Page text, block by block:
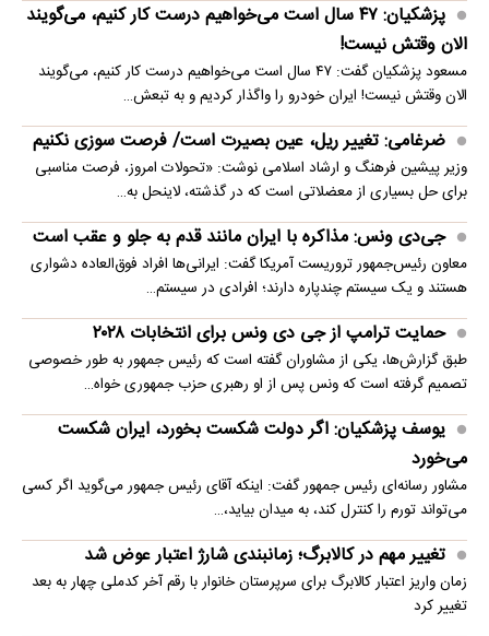
پزشکیان: ۴۷ سال است می‌خواهیم درست کار کنیم، می‌گویند
الان وقتش نیست!
مسعود پزشکیان گفت: ۴۷ سال است می‌خواهیم درست کار کنیم، می‌گویند
الان وقتش نیست! ایران خودرو را واگذار کردیم و به تبعش…
ضرغامی: تغییر ریل، عین بصیرت است/ فرصت سوزی نکنیم
وزیر پیشین فرهنگ و ارشاد اسلامی نوشت: «تحولات امروز، فرصت مناسبی
برای حل بسیاری از معضلاتی‌ است که در گذشته، لاینحل به…
جی‌دی ونس: مذاکره با ایران مانند قدم به جلو و عقب است
معاون رئیس‌جمهور تروریست آمریکا گفت: ایرانی‌ها افراد فوق‌العاده دشواری
هستند و یک سیستم چندپاره دارند؛ افرادی در سیستم…
حمایت ترامپ از جی دی ونس برای انتخابات ۲۰۲۸
طبق گزارش‌ها، یکی از مشاوران گفته است که رئیس جمهور به طور خصوصی
تصمیم گرفته است که ونس پس از او رهبری حزب جمهوری خواه…
یوسف پزشکیان: اگر دولت شکست بخورد، ایران شکست
می‌خورد
مشاور رسانه‌ای رئیس جمهور گفت: اینکه آقای رئیس جمهور می‌گوید اگر کسی
می‌تواند تورم را کنترل کند، به میدان بیاید،…
تغییر مهم در کالابرگ؛ زمانبندی‌ شارژ اعتبار عوض شد
زمان واریز اعتبار کالابرگ برای سرپرستان خانوار با رقم آخر کدملی چهار به بعد
تغییر کرد